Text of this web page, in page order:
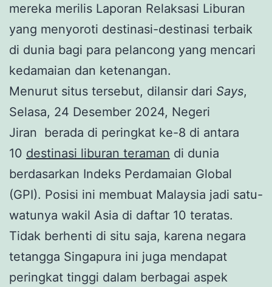
mereka merilis Laporan Relaksasi Liburan
yang menyoroti destinasi-destinasi terbaik
di dunia bagi para pelancong yang mencari
kedamaian dan ketenangan.
Menurut situs tersebut, dilansir dari Says,
Selasa, 24 Desember 2024, Negeri
Jiran berada di peringkat ke-8 di antara
10 destinasi liburan teraman di dunia
berdasarkan Indeks Perdamaian Global
(GPI). Posisi ini membuat Malaysia jadi satu-
watunya wakil Asia di daftar 10 teratas.
Tidak berhenti di situ saja, karena negara
tetangga Singapura ini juga mendapat
peringkat tinggi dalam berbagai aspek